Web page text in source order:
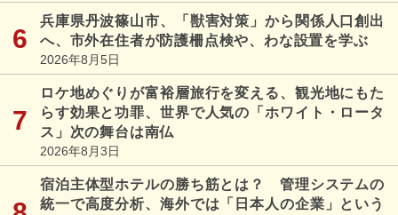
兵庫県丹波篠山市、「獣害対策」から関係人口創出
へ、市外在住者が防護柵点検や、わな設置を学ぶ
2026年8月5日
ロケ地めぐりが富裕層旅行を変える、観光地にもた
らす効果と功罪、世界で人気の「ホワイト・ロータ
ス」次の舞台は南仏
2026年8月3日
宿泊主体型ホテルの勝ち筋とは？ 管理システムの
統一で高度分析、海外では「日本人の企業」という